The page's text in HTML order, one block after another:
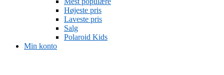
Højeste pris
Laveste pris
Salg
Polaroid Kids
Min konto